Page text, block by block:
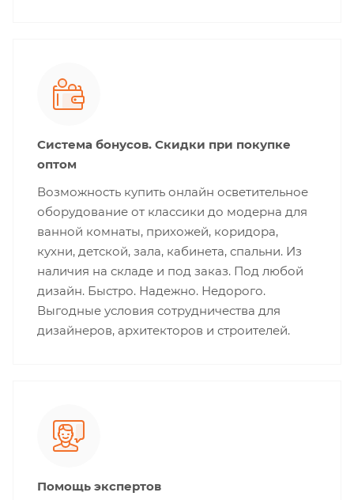
Система бонусов. Скидки при покупке
оптом
Возможность купить онлайн осветительное
оборудование от классики до модерна для
ванной комнаты, прихожей, коридора,
кухни, детской, зала, кабинета, спальни. Из
наличия на складе и под заказ. Под любой
дизайн. Быстро. Надежно. Недорого.
Выгодные условия сотрудничества для
дизайнеров, архитекторов и строителей.
Помощь экспертов